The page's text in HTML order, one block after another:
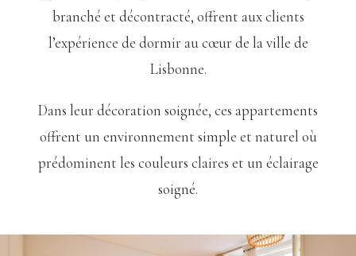
branché et décontracté, offrent aux clients
l’expérience de dormir au cœur de la ville de
Lisbonne.
Dans leur décoration soignée, ces appartements
offrent un environnement simple et naturel où
prédominent les couleurs claires et un éclairage
soigné.